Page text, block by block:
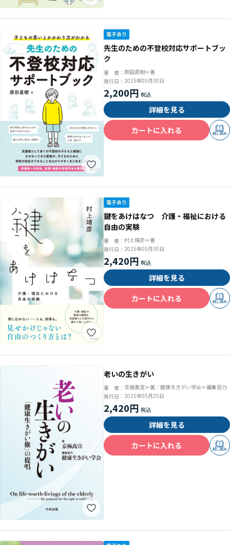
先生のための不登校対応サポートブッ
ク
著 者： 原田直樹＝著
発行日： 2025年05月30日
2,200円
詳細を見る
カートに入れる
試し読み
鍵をあけはなつ 介護・福祉における
自由の実験
著 者： 村上靖彦＝著
発行日： 2025年05月30日
2,420円
詳細を見る
カートに入れる
試し読み
老いの生きがい
著 者： 京極髙宣＝著／健康生きがい学会＝編集協力
発行日： 2025年05月25日
2,420円
詳細を見る
カートに入れる
試し読み